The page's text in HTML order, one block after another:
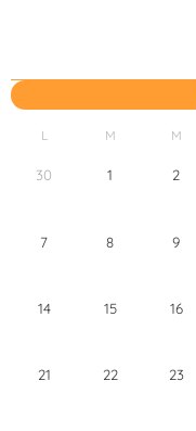
L M M
30 1 2
7 8 9
14 15 16
21 22 23